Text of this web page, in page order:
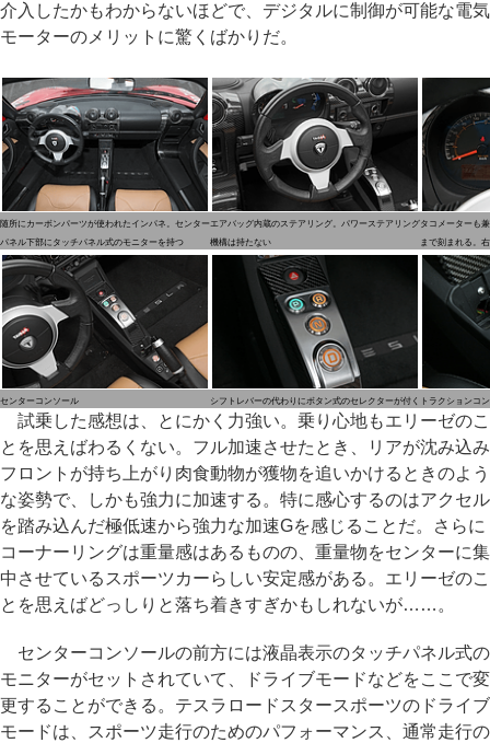
介入したかもわからないほどで、デジタルに制御が可能な電気
モーターのメリットに驚くばかりだ。
随所にカーボンパーツが使われたインパネ。センター
パネル下部にタッチパネル式のモニターを持つ
エアバッグ内蔵のステアリング。パワーステアリング
機構は持たない
タコメーターも
まで刻まれる。
センターコンソール シフトレバーの代わりにボタン式のセレクターが付く トラクションコ
試乗した感想は、とにかく力強い。乗り心地もエリーゼのこ
とを思えばわるくない。フル加速させたとき、リアが沈み込み
フロントが持ち上がり肉食動物が獲物を追いかけるときのよう
な姿勢で、しかも強力に加速する。特に感心するのはアクセル
を踏み込んだ極低速から強力な加速Gを感じることだ。さらに
コーナーリングは重量感はあるものの、重量物をセンターに集
中させているスポーツカーらしい安定感がある。エリーゼのこ
とを思えばどっしりと落ち着きすぎかもしれないが……。
センターコンソールの前方には液晶表示のタッチパネル式の
モニターがセットされていて、ドライブモードなどをここで変
更することができる。テスラロードスタースポーツのドライブ
モードは、スポーツ走行のためのパフォーマンス、通常走行の